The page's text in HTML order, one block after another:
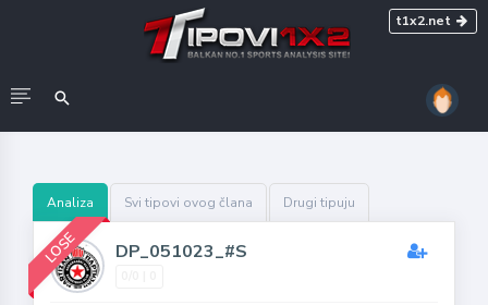
t1x2.net
Analiza Svi tipovi ovog člana Drugi tipuju
LOSE DP_051023_#S